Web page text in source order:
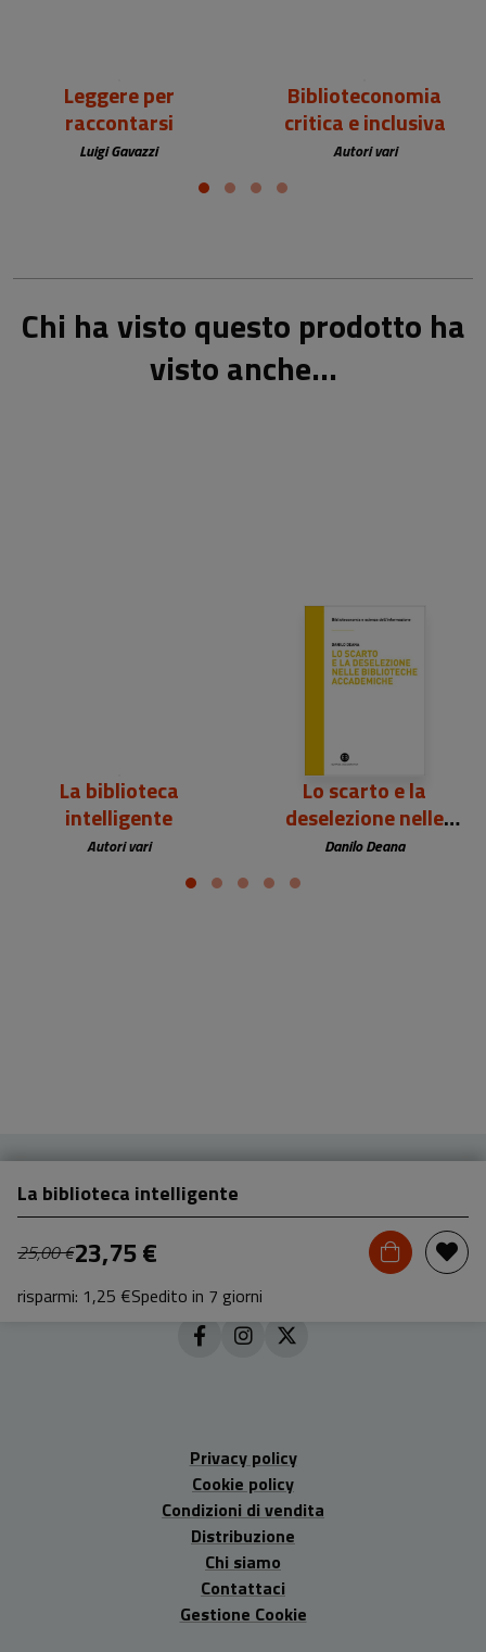
Leggere per
raccontarsi
Luigi Gavazzi
Biblioteconomia
critica e inclusiva
Autori vari
Chi ha visto questo prodotto ha
visto anche...
La biblioteca
intelligente
Autori vari
20,00 €
Lo scarto e la
deselezione nelle
biblioteche
Danilo Deana
La biblioteca intelligente
25,00 €23,75 €
risparmi: 1,25 €Spedito in 7 giorni
Privacy policy
Cookie policy
Condizioni di vendita
Distribuzione
Chi siamo
Contattaci
Gestione Cookie